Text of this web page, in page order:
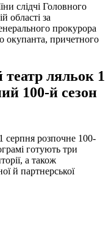
слідчі Головного
області за
прокурора
окупанта, причетного
ляльок 1
100-й сезон
серпня розпочне 100-
готують три
а також
й партнерської